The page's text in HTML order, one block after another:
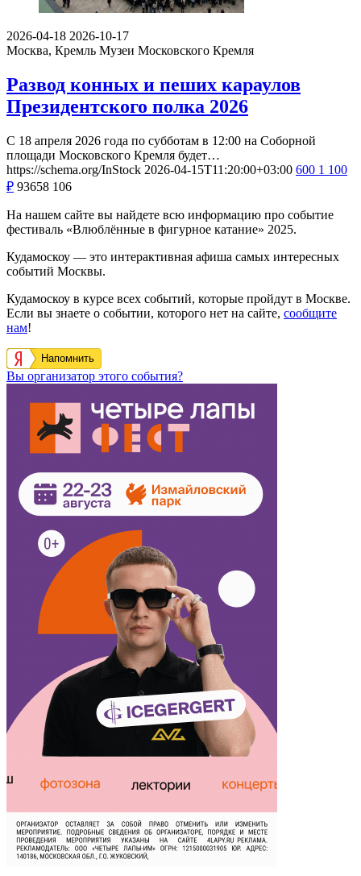
2026-04-18 2026-10-17
Москва, Кремль Музеи Московского Кремля
Развод конных и пеших караулов
Президентского полка 2026
С 18 апреля 2026 года по субботам в 12:00 на Соборной
площади Московского Кремля будет…
https://schema.org/InStock 2026-04-15T11:20:00+03:00 600 1 100
₽ 93658 106
На нашем сайте вы найдете всю информацию про событие
фестиваль «Влюблённые в фигурное катание» 2025.
Кудамоскоу — это интерактивная афиша самых интересных
событий Москвы.
Кудамоскоу в курсе всех событий, которые пройдут в Москве.
Если вы знаете о событии, которого нет на сайте, сообщите
нам!
Напомнить
Вы организатор этого события?